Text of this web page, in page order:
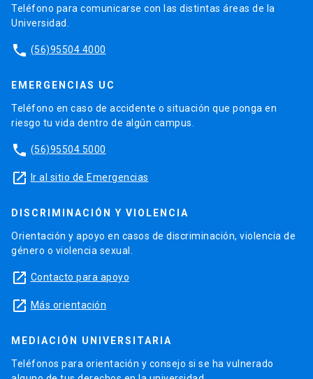
Teléfono para comunicarse con las distintas áreas de la
Universidad.
phone (56)95504 4000
EMERGENCIAS UC
Teléfono en caso de accidente o situación que ponga en
riesgo tu vida dentro de algún campus.
phone (56)95504 5000
launch Ir al sitio de Emergencias
DISCRIMINACIÓN Y VIOLENCIA
Orientación y apoyo en casos de discriminación, violencia de
género o violencia sexual.
launch Contacto para apoyo
launch Más orientación
MEDIACIÓN UNIVERSITARIA
Teléfonos para orientación y consejo si se ha vulnerado